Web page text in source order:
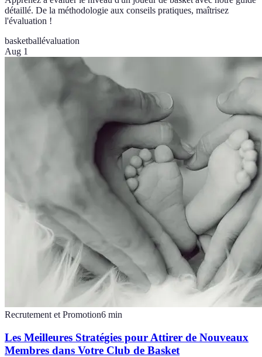
détaillé. De la méthodologie aux conseils pratiques, maîtrisez
l'évaluation !
basketballévaluation
Aug 1
Recrutement et Promotion6 min
Les Meilleures Stratégies pour Attirer de Nouveaux
Membres dans Votre Club de Basket